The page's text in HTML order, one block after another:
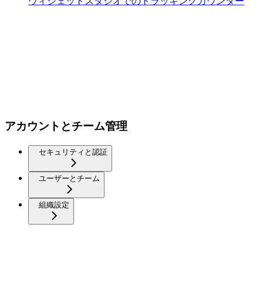
アカウントとチーム管理
セキュリティと認証
ユーザーとチーム
組織設定